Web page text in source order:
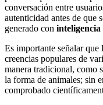
conversación entre
autenticidad antes de que
generado con
Es importante señalar que
creencias populares de
manera tradicional, como
la forma de animales; sin
comprobado